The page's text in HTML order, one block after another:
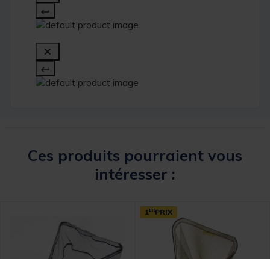
Ces produits pourraient vous
intéresser :
1 ERPRIX